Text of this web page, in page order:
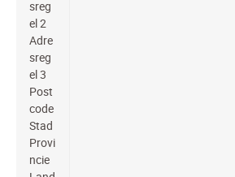
sreg
el 2
Adre
sreg
el 3
Post
code
Stad
Provi
ncie